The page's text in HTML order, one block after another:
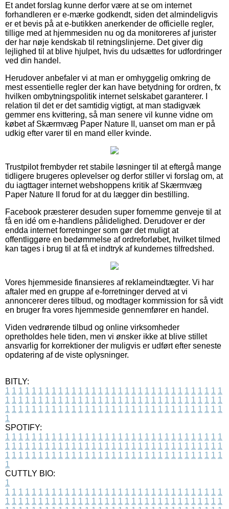
Et andet forslag kunne derfor være at se om internet
forhandleren er e-mærke godkendt, siden det almindeligvis
er et bevis på at e-butikken anerkender de officielle regler,
tillige med at hjemmesiden nu og da monitoreres af jurister
der har nøje kendskab til retningslinjerne. Det giver dig
lejlighed til at blive hjulpet, hvis du udsættes for udfordringer
ved din handel.
Herudover anbefaler vi at man er omhyggelig omkring de
mest essentielle regler der kan have betydning for ordren, fx
hvilken ombytningspolitik internet selskabet garanterer. I
relation til det er det samtidig vigtigt, at man stadigvæk
gemmer ens kvittering, så man senere vil kunne vidne om
købet af Skærmvæg Paper Nature II, uanset om man er på
udkig efter varer til en mand eller kvinde.
Trustpilot frembyder ret stabile løsninger til at eftergå mange
tidligere brugeres oplevelser og derfor stiller vi forslag om, at
du iagttager internet webshoppens kritik af Skærmvæg
Paper Nature II forud for at du lægger din bestilling.
Facebook præsterer desuden super fornemme genveje til at
få en idé om e-handlens pålidelighed. Derudover er der
endda internet forretninger som gør det muligt at
offentliggøre en bedømmelse af ordreforløbet, hvilket tilmed
kan tages i brug til at få et indtryk af kundernes tilfredshed.
Vores hjemmeside finansieres af reklameindtægter. Vi har
aftaler med en gruppe af e-forretninger derved at vi
annoncerer deres tilbud, og modtager kommission for så vidt
en bruger fra vores hjemmeside gennemfører en handel.
Viden vedrørende tilbud og online virksomheder
opretholdes hele tiden, men vi ønsker ikke at blive stillet
ansvarlig for korrektioner der muligvis er udført efter seneste
opdatering af de viste oplysninger.
BITLY:
1 1 1 1 1 1 1 1 1 1 1 1 1 1 1 1 1 1 1 1 1 1 1 1 1 1 1 1 1 1 1 1 1
1 1 1 1 1 1 1 1 1 1 1 1 1 1 1 1 1 1 1 1 1 1 1 1 1 1 1 1 1 1 1 1 1
1 1 1 1 1 1 1 1 1 1 1 1 1 1 1 1 1 1 1 1 1 1 1 1 1 1 1 1 1 1 1 1 1
1
SPOTIFY:
1 1 1 1 1 1 1 1 1 1 1 1 1 1 1 1 1 1 1 1 1 1 1 1 1 1 1 1 1 1 1 1 1
1 1 1 1 1 1 1 1 1 1 1 1 1 1 1 1 1 1 1 1 1 1 1 1 1 1 1 1 1 1 1 1 1
1 1 1 1 1 1 1 1 1 1 1 1 1 1 1 1 1 1 1 1 1 1 1 1 1 1 1 1 1 1 1 1 1
1
CUTTLY BIO:
1
1 1 1 1 1 1 1 1 1 1 1 1 1 1 1 1 1 1 1 1 1 1 1 1 1 1 1 1 1 1 1 1 1
1 1 1 1 1 1 1 1 1 1 1 1 1 1 1 1 1 1 1 1 1 1 1 1 1 1 1 1 1 1 1 1 1